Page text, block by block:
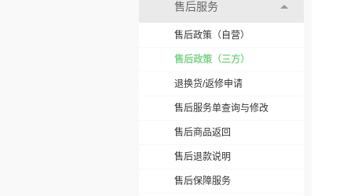
售后服务
售后政策（自营）
售后政策（三方）
退换货/返修申请
售后服务单查询与修改
售后商品返回
售后退款说明
售后保障服务